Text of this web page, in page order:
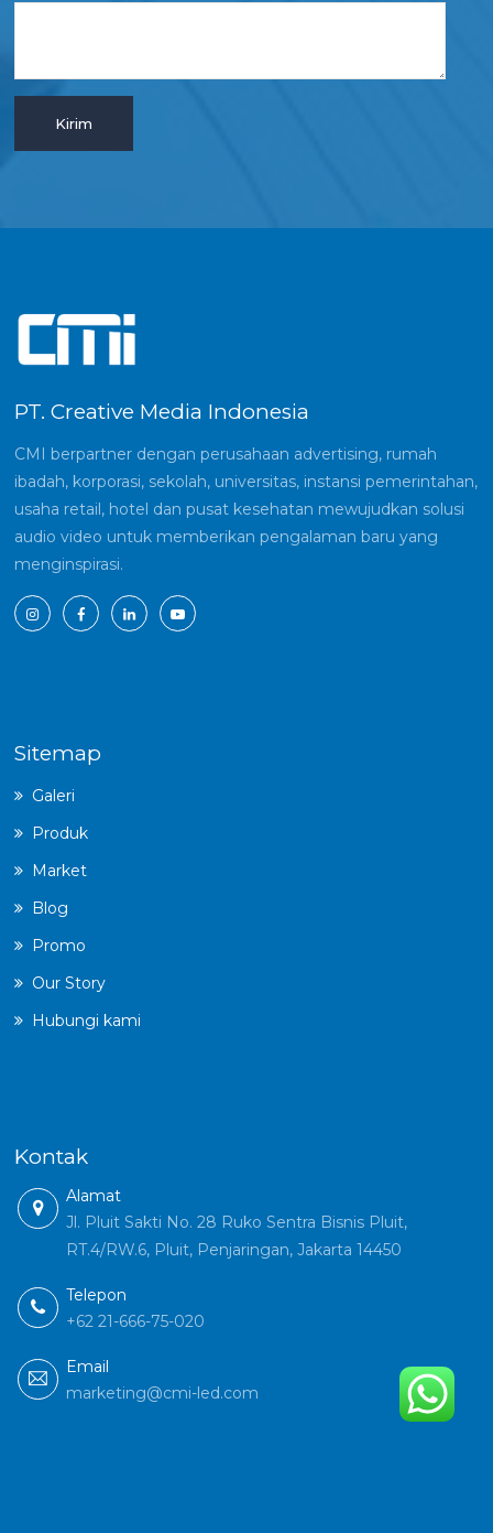
PT. Creative Media Indonesia
CMI berpartner dengan perusahaan advertising, rumah
ibadah, korporasi, sekolah, universitas, instansi pemerintahan,
usaha retail, hotel dan pusat kesehatan mewujudkan solusi
audio video untuk memberikan pengalaman baru yang
menginspirasi.
Sitemap
Galeri
Produk
Market
Blog
Promo
Our Story
Hubungi kami
Kontak
Alamat
Jl. Pluit Sakti No. 28 Ruko Sentra Bisnis Pluit,
RT.4/RW.6, Pluit, Penjaringan, Jakarta 14450
Telepon
+62 21-666-75-020
Email
marketing@cmi-led.com